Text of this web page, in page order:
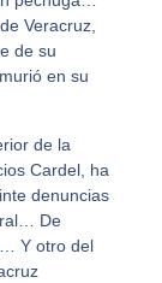
Veracruz,
de su
en su
de la
Cardel, ha
denuncias
De
Y otro del